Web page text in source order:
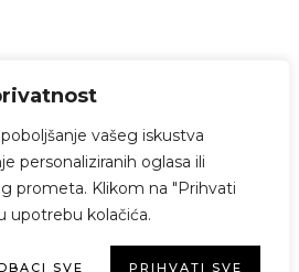
vašeg iskustva
personaliziranih oglasa ili
prometa. Klikom na "Prihvati
upotrebu kolačića.
SVE PRIHVATI SVE